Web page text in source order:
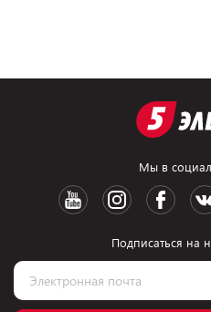
Мы в
Подписаться на